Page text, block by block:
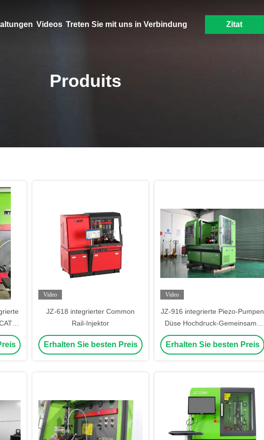
Videos Treten Sie mit uns in Verbindung Zitat
Produits
Video
JZ-618 integrierter Common
Rail-Injektor
Erhalten Sie besten Preis
Video
JZ-916 integrierte Piezo-Pumpen
Düse Hochdruck-Gemeinsame
Schiene 4-Pin-Spritzer-Injektor-
Maschine Testbank
Erhalten Sie besten Preis